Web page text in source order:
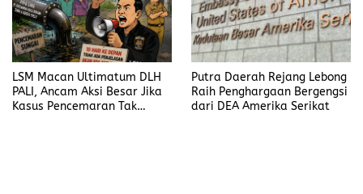
LSM Macan Ultimatum DLH
PALI, Ancam Aksi Besar Jika
Kasus Pencemaran Tak
Putra Daerah Rejang Lebong
Raih Penghargaan Bergengsi
dari DEA Amerika Serikat